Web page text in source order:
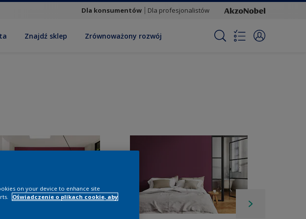
Dla konsumentów Dla profesjonalistów
Znajdź sklep Zrównoważony rozwój
on your device to enhance site
Oświadczenie o plikach cookie, aby